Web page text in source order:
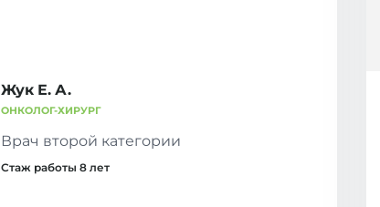
Жук Е. А.
ОНКОЛОГ-ХИРУРГ
Врач второй категории
Стаж работы 8 лет